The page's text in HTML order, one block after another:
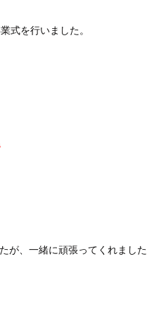
を行いました。
が、一緒に頑張ってくれました